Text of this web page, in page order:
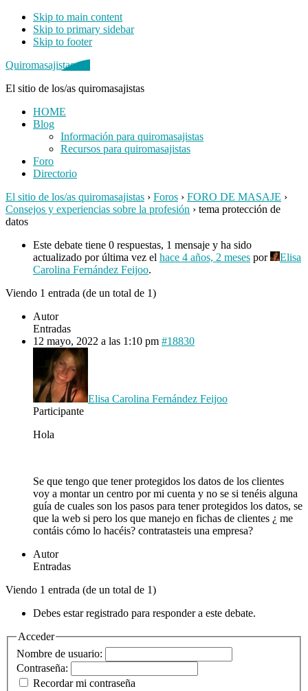
Skip to main content
Skip to primary sidebar
Skip to footer
Quiromasajistas.net
El sitio de los/as quiromasajistas
HOME
Blog
Información para quiromasajistas
Recursos para quiromasajistas
Foro
Directorio
El sitio de los/as quiromasajistas › Foros › FORO DE MASAJE ›
Consejos y experiencias sobre la profesión › tema protección de
datos
Este debate tiene 0 respuestas, 1 mensaje y ha sido
actualizado por última vez el hace 4 años, 2 meses por
Elisa
Carolina Fernández Feijoo.
Viendo 1 entrada (de un total de 1)
Autor
Entradas
12 mayo, 2022 a las 1:10 pm #18830
Elisa Carolina Fernández Feijoo
Participante
Hola
Se que tengo que tener protegidos los datos de los clientes
voy a montar un centro por mi cuenta y no se si tenéis alguna
guía de cuales son los pasos para tener protegidos los datos, se
que la web si pero los que manejo en fichas de clientes ¿ me
contáis cómo lo hacéis? contratasteis una empresa?
Autor
Entradas
Viendo 1 entrada (de un total de 1)
Debes estar registrado para responder a este debate.
Acceder
Nombre de usuario:
Contraseña:
Recordar mi contraseña